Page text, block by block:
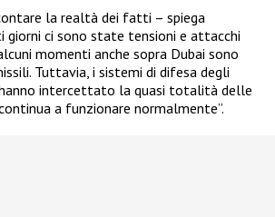
la realtà dei fatti – spiega
giorni ci sono state tensioni e attacchi
momenti anche sopra Dubai sono
Tuttavia, i sistemi di difesa degli
intercettato la quasi totalità delle
a funzionare normalmente”.